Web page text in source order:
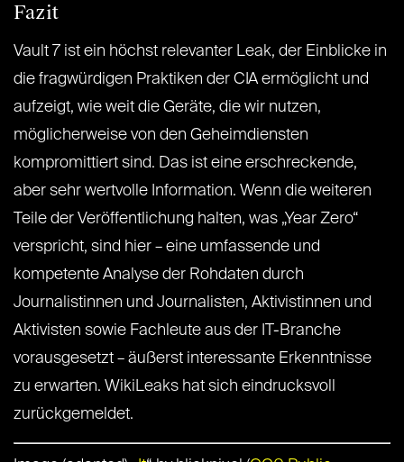
Fazit
Vault 7 ist ein höchst relevanter Leak, der Einblicke in
die fragwürdigen Praktiken der CIA ermöglicht und
aufzeigt, wie weit die Geräte, die wir nutzen,
möglicherweise von den Geheimdiensten
kompromittiert sind. Das ist eine erschreckende,
aber sehr wertvolle Information. Wenn die weiteren
Teile der Veröffentlichung halten, was „Year Zero“
verspricht, sind hier – eine umfassende und
kompetente Analyse der Rohdaten durch
Journalistinnen und Journalisten, Aktivistinnen und
Aktivisten sowie Fachleute aus der IT-Branche
vorausgesetzt – äußerst interessante Erkenntnisse
zu erwarten. WikiLeaks hat sich eindrucksvoll
zurückgemeldet.